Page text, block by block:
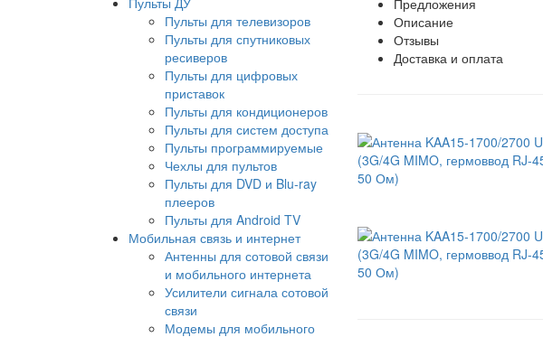
Пульты для телевизоров
Пульты для спутниковых
ресиверов
Пульты для цифровых
приставок
Пульты для кондиционеров
Пульты для систем доступа
Пульты программируемые
Чехлы для пультов
Пульты для DVD и Blu-ray
плееров
Пульты для Android TV
Мобильная связь и интернет
Антенны для сотовой связи
и мобильного интернета
Усилители сигнала сотовой
связи
Модемы для мобильного
Предложения
Описание
Отзывы
Доставка и оплата